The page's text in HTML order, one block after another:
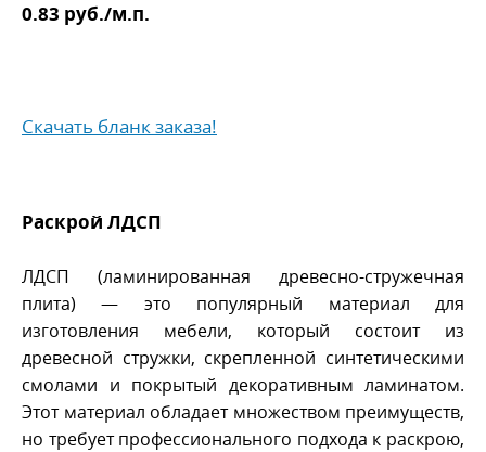
0.83 руб./м.п.
Cкачать бланк заказа!
Раскрой ЛДСП
ЛДСП (ламинированная древесно-стружечная
плита) — это популярный материал для
изготовления мебели, который состоит из
древесной стружки, скрепленной синтетическими
смолами и покрытый декоративным ламинатом.
Этот материал обладает множеством преимуществ,
но требует профессионального подхода к раскрою,